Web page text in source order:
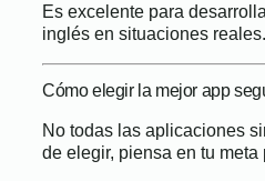
Es excelente para
inglés en situaciones reales.
Cómo elegir la mejor app
No todas las aplicaciones
de elegir, piensa en tu meta